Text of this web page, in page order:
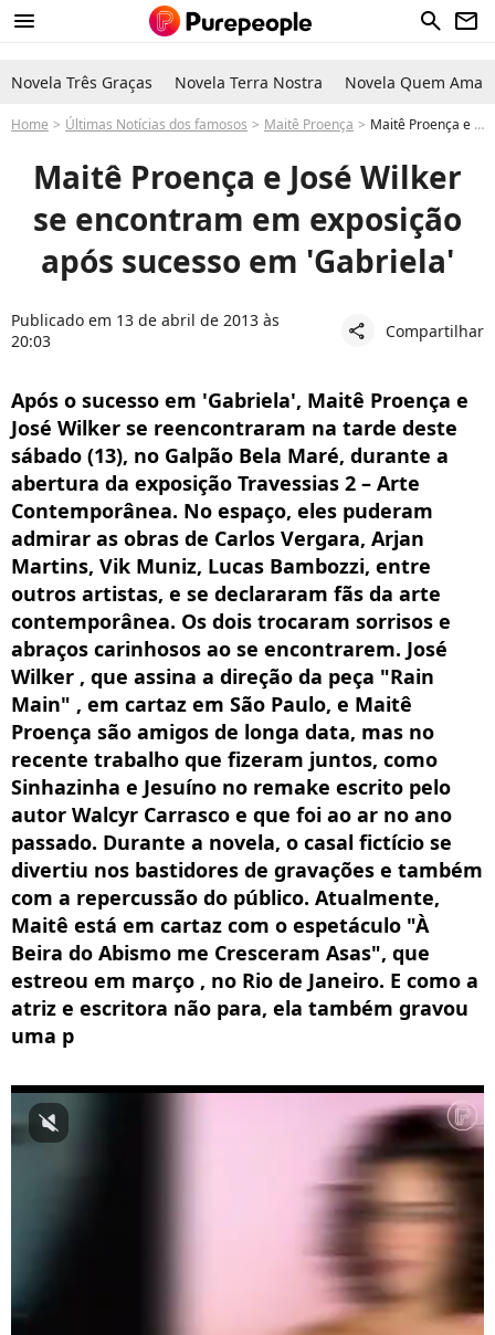
menu search newsletter
Novela Três Graças Novela Terra Nostra Novela Quem Ama
Home Últimas Notícias dos famosos Maitê Proença Maitê Proença e José Wilker se encontram em exposição após sucesso em 'Gabriela'
Maitê Proença e José Wilker
se encontram em exposição
após sucesso em 'Gabriela'
Publicado em 13 de abril de 2013 às
20:03
share Compartilhar
Após o sucesso em 'Gabriela', Maitê Proença e
José Wilker se reencontraram na tarde deste
sábado (13), no Galpão Bela Maré, durante a
abertura da exposição Travessias 2 – Arte
Contemporânea. No espaço, eles puderam
admirar as obras de Carlos Vergara, Arjan
Martins, Vik Muniz, Lucas Bambozzi, entre
outros artistas, e se declararam fãs da arte
contemporânea. Os dois trocaram sorrisos e
abraços carinhosos ao se encontrarem. José
Wilker , que assina a direção da peça "Rain
Main" , em cartaz em São Paulo, e Maitê
Proença são amigos de longa data, mas no
recente trabalho que fizeram juntos, como
Sinhazinha e Jesuíno no remake escrito pelo
autor Walcyr Carrasco e que foi ao ar no ano
passado. Durante a novela, o casal fictício se
divertiu nos bastidores de gravações e também
com a repercussão do público. Atualmente,
Maitê está em cartaz com o espetáculo "À
Beira do Abismo me Cresceram Asas", que
estreou em março , no Rio de Janeiro. E como a
atriz e escritora não para, ela também gravou
uma p